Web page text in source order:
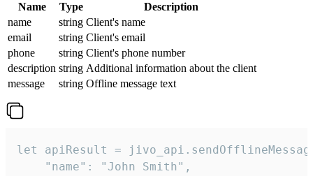
Name Type
Description
name
string Client's name
email
string Client's email
phone
string Client's phone number
description string Additional information about the client
message
string Offline message text
let apiResult =
    "name": "John Smith",